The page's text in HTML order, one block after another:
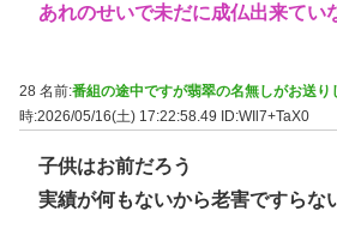
あれのせいで未だに成仏出来てい
28 名前:番組の途中ですが翡翠の名無しがお送り
時:2026/05/16(土) 17:22:58.49
ID:WIl7+TaX0
子供はお前だろう
実績が何もないから老害ですらな